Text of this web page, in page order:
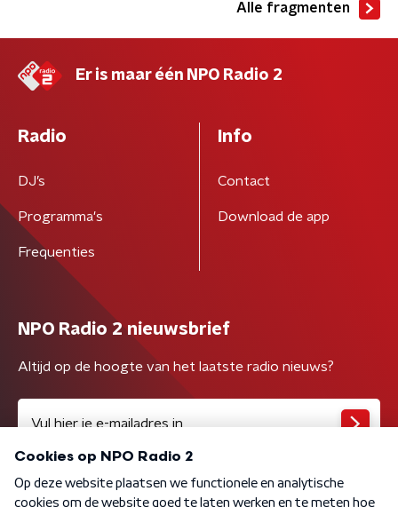
Alle fragmenten
Er is maar één NPO Radio 2
Radio
DJ’s
Programma's
Frequenties
Info
Contact
Download de app
NPO Radio 2 nieuwsbrief
Altijd op de hoogte van het laatste radio nieuws?